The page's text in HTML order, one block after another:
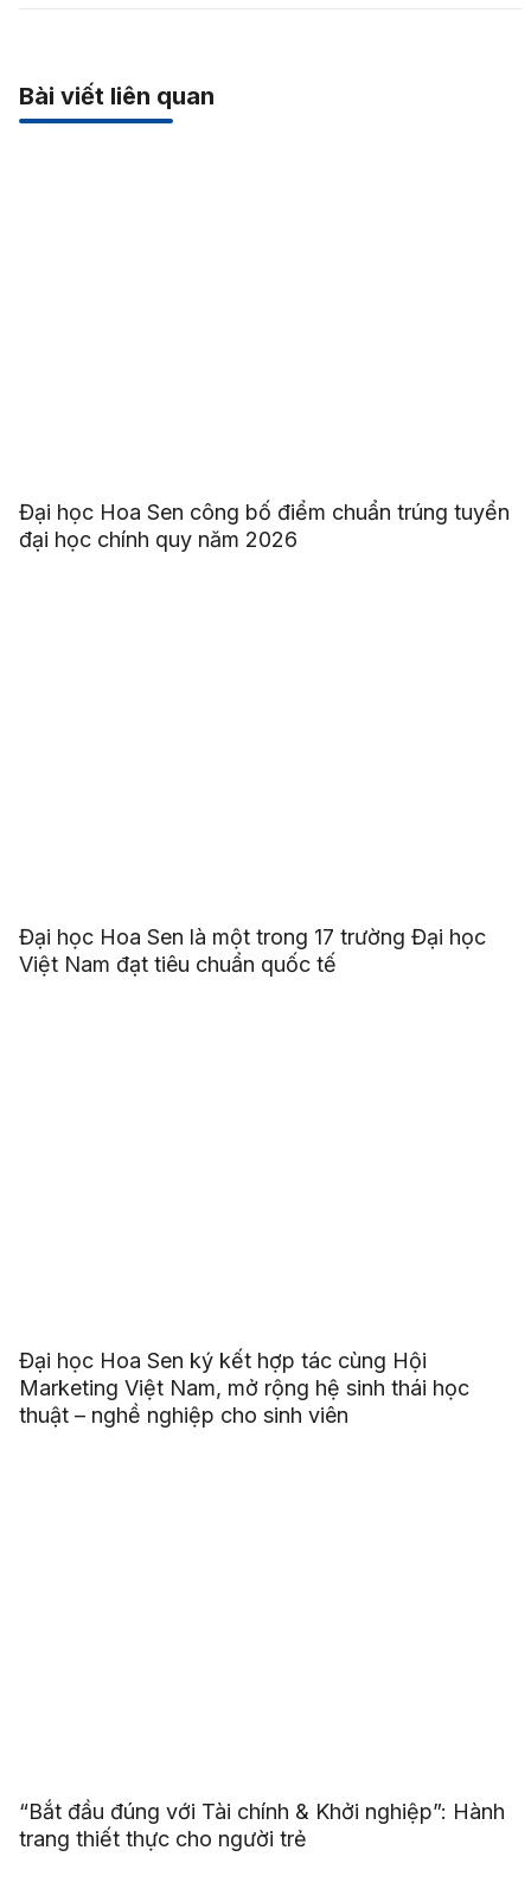
Bài viết liên quan
Đại học Hoa Sen công bố điểm chuẩn trúng tuyển
đại học chính quy năm 2026
Đại học Hoa Sen là một trong 17 trường Đại học
Việt Nam đạt tiêu chuẩn quốc tế
Đại học Hoa Sen ký kết hợp tác cùng Hội
Marketing Việt Nam, mở rộng hệ sinh thái học
thuật – nghề nghiệp cho sinh viên
“Bắt đầu đúng với Tài chính & Khởi nghiệp”: Hành
trang thiết thực cho người trẻ